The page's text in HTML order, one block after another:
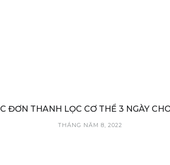
ĐƠN THANH LỌC CƠ THỂ 3 NGÀY
THÁNG NĂM 8, 2022